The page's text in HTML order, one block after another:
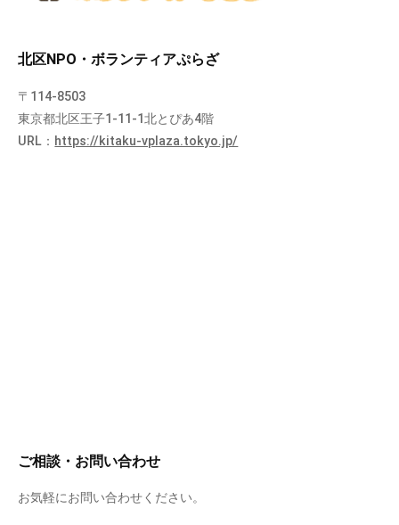
北区NPO・ボランティアぷらざ
〒114-8503
東京都北区王子1-11-1北とぴあ4階
URL： https://kitaku-vplaza.tokyo.jp/
ご相談・お問い合わせ
お気軽にお問い合わせください。